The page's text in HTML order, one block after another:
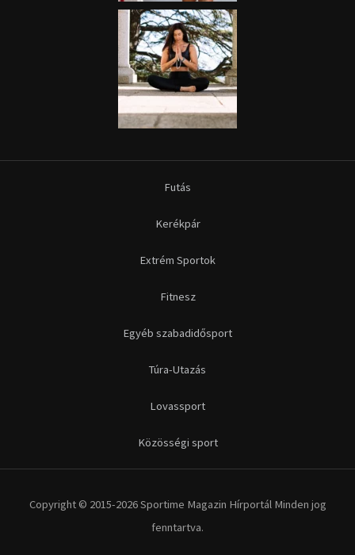
Futás
Kerékpár
Extrém Sportok
Fitnesz
Egyéb szabadidősport
Túra-Utazás
Lovassport
Közösségi sport
Copyright © 2015-2026 Sportime Magazin Hírportál Minden jog
fenntartva.